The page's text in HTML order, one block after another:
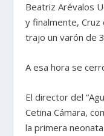
Beatriz Arévalos
y finalmente, Cruz
trajo un varón de
A esa hora se
El director del
Cetina Cámara,
la primera